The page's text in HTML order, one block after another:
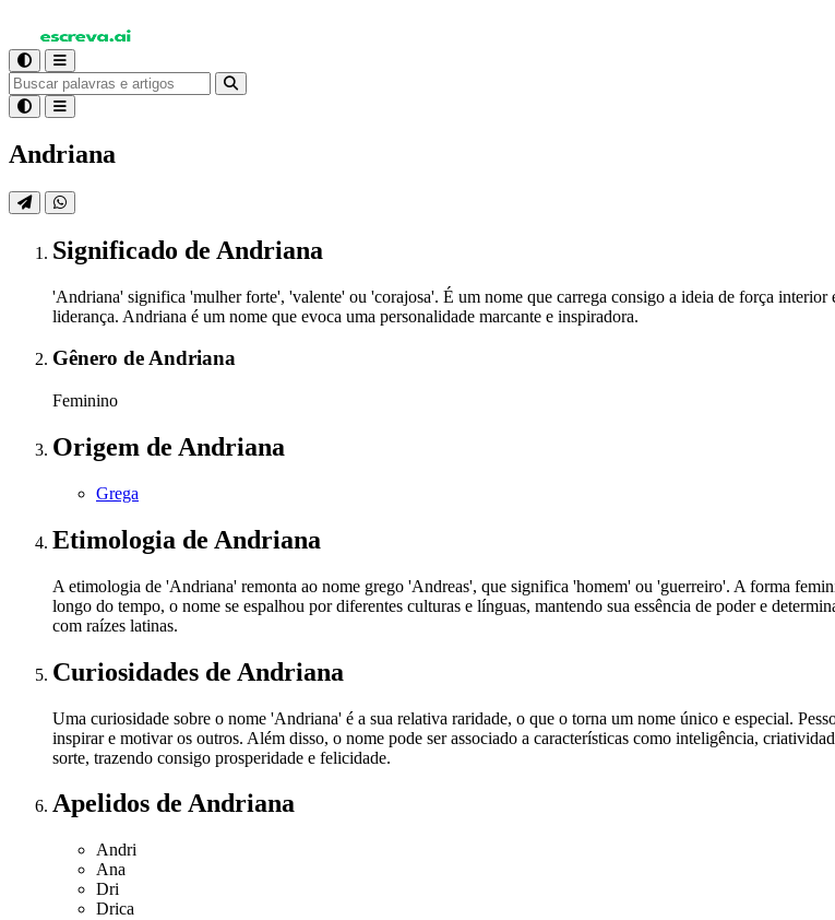
Andriana
Significado de Andriana
'Andriana' significa 'mulher forte', 'valente' ou 'corajosa'. É um nome que carrega consigo a ideia de força interior
liderança. Andriana é um nome que evoca uma personalidade marcante e inspiradora.
Gênero de Andriana
Feminino
Origem de Andriana
Grega
Etimologia de Andriana
A etimologia de 'Andriana' remonta ao nome grego 'Andreas', que significa 'homem' ou 'guerreiro'. A forma
longo do tempo, o nome se espalhou por diferentes culturas e línguas, mantendo sua essência de poder e
com raízes latinas.
Curiosidades de Andriana
Uma curiosidade sobre o nome 'Andriana' é a sua relativa raridade, o que o torna um nome único e especial.
inspirar e motivar os outros. Além disso, o nome pode ser associado a características como inteligência,
sorte, trazendo consigo prosperidade e felicidade.
Apelidos de Andriana
Andri
Ana
Dri
Drica